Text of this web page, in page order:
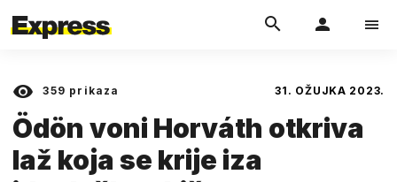
359 prikaza 31. OŽUJKA 2023.
Ödön voni Horváth otkriva
laž koja se krije iza